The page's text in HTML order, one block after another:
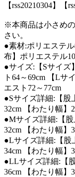
【rss20210304】【
※本商品は小さめ
さい。
●素材:ポリエステ
布】ポリエステル
●サイズ:【Sサイズ
ト64～69cm 【Lサ
エスト72～77cm
●Sサイズ詳細:【股
32cm 【わたり幅】
●Mサイズ詳細:【股
32cm 【わたり幅】
●Lサイズ詳細:【股
34cm 【わたり幅】
●LLサイズ詳細:【
36cm 【わたり幅】